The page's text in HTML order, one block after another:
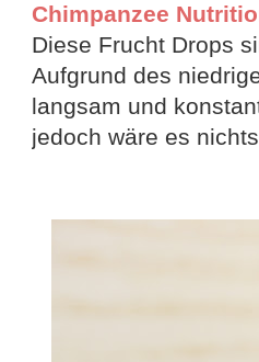
Chimpanzee
Diese Frucht Drops
Aufgrund des
langsam und
jedoch wäre es